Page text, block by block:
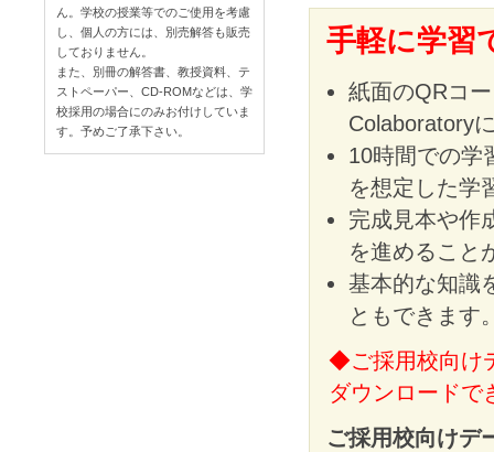
手軽に学習
紙面のQRコ
Colaboratory
10時間での学
を想定した学
完成見本や作
を進めること
基本的な知識
ともできます
◆ご採用校向け
ダウンロードで
ご採用校向けデ
ん。学校の授業等でのご使用を考慮
し、個人の方には、別売解答も販売
しておりません。
また、別冊の解答書、教授資料、テ
ストペーパー、CD-ROMなどは、学
校採用の場合にのみお付けしていま
す。予めご了承下さい。